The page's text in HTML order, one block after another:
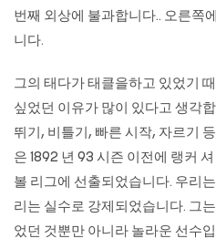
번째 외상에 불과합니다.. 오른쪽
니다.
그의 태다가 태클을하고 있었기
싶었던 이유가 많이 있다고 생각
뛰기, 비틀기, 빠른 시작, 자르기
은 1892 년 93 시즌 이전에 랭커
볼 리그에 선출되었습니다. 우리
리는 실수로 강제되었습니다. 그
었던 것뿐만 아니라 놀라운 선수